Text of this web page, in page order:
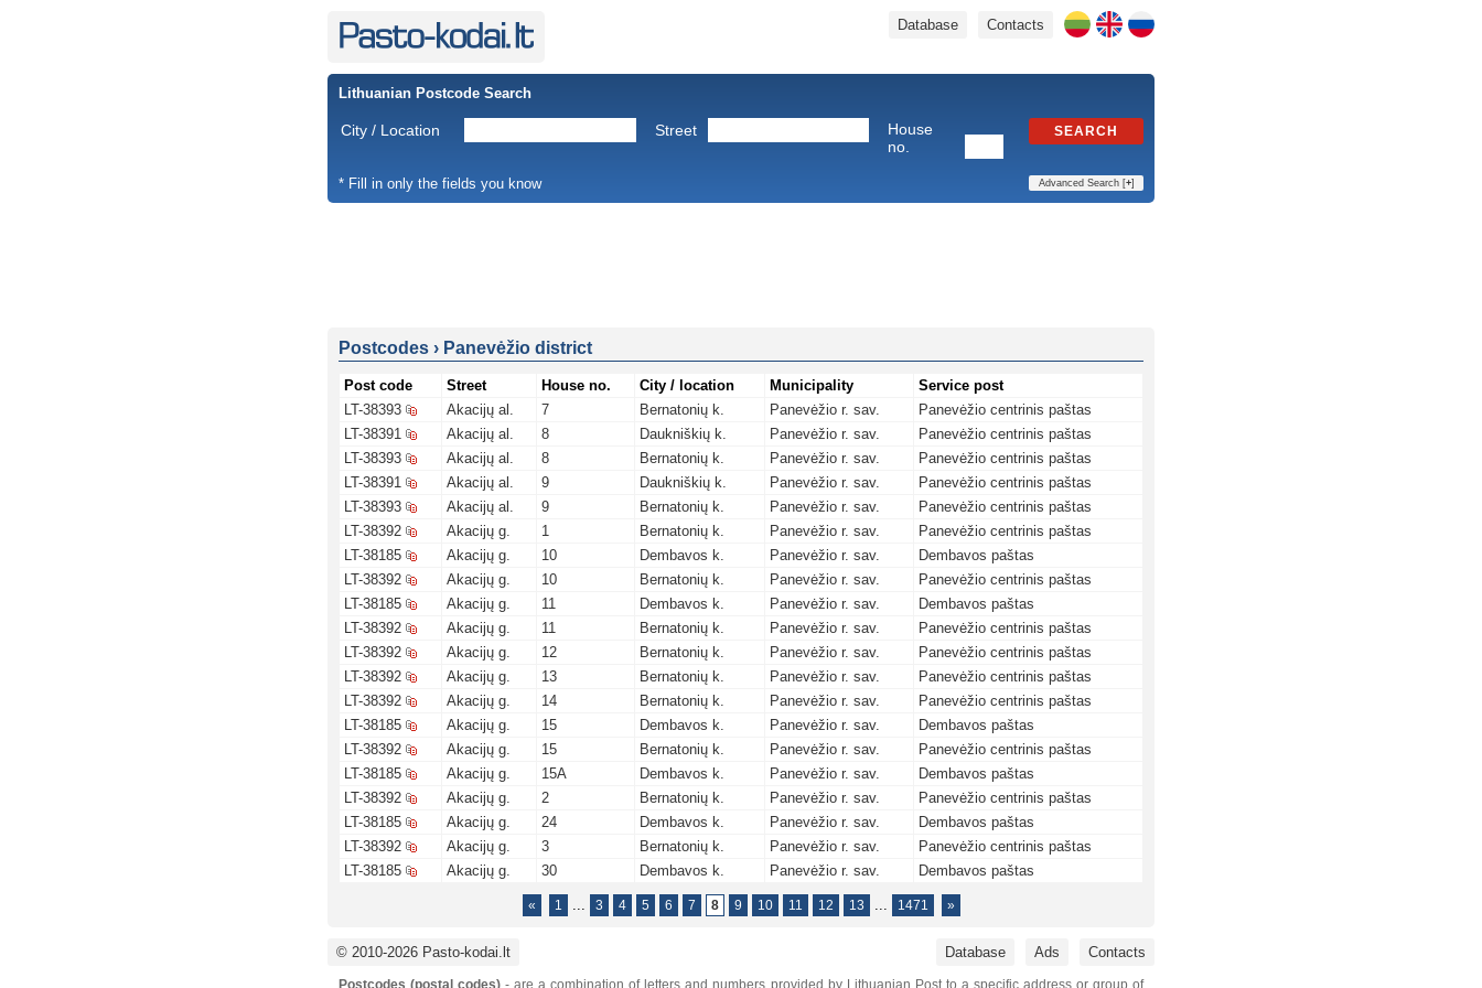
Contacts
Database
Lithuanian Postcode Search
City / Location Street
House
no.
SEARCH
* Fill in only the fields you know Advanced Search [+]
Postcodes › Panevėžio district
Post code Street House no. City / location Municipality
Service post
LT-38393
Akacijų al. 7 Bernatonių k. Panevėžio r. sav.
Panevėžio centrinis paštas
LT-38391
Akacijų al. 8 Daukniškių k. Panevėžio r. sav.
Panevėžio centrinis paštas
LT-38393
Akacijų al. 8 Bernatonių k. Panevėžio r. sav.
Panevėžio centrinis paštas
LT-38391
Akacijų al. 9 Daukniškių k. Panevėžio r. sav.
Panevėžio centrinis paštas
LT-38393
Akacijų al. 9 Bernatonių k. Panevėžio r. sav.
Panevėžio centrinis paštas
LT-38392
Akacijų g. 1 Bernatonių k. Panevėžio r. sav.
Panevėžio centrinis paštas
LT-38185
Akacijų g. 10 Dembavos k. Panevėžio r. sav.
Dembavos paštas
LT-38392
Akacijų g. 10 Bernatonių k. Panevėžio r. sav.
Panevėžio centrinis paštas
LT-38185
Akacijų g. 11 Dembavos k. Panevėžio r. sav.
Dembavos paštas
LT-38392
Akacijų g. 11 Bernatonių k. Panevėžio r. sav.
Panevėžio centrinis paštas
LT-38392
Akacijų g. 12 Bernatonių k. Panevėžio r. sav.
Panevėžio centrinis paštas
LT-38392
Akacijų g. 13 Bernatonių k. Panevėžio r. sav.
Panevėžio centrinis paštas
LT-38392
Akacijų g. 14 Bernatonių k. Panevėžio r. sav.
Panevėžio centrinis paštas
LT-38185
Akacijų g. 15 Dembavos k. Panevėžio r. sav.
Dembavos paštas
LT-38392
Akacijų g. 15 Bernatonių k. Panevėžio r. sav.
Panevėžio centrinis paštas
LT-38185
Akacijų g. 15A Dembavos k. Panevėžio r. sav.
Dembavos paštas
LT-38392
Akacijų g. 2 Bernatonių k. Panevėžio r. sav.
Panevėžio centrinis paštas
LT-38185
Akacijų g. 24 Dembavos k. Panevėžio r. sav.
Dembavos paštas
LT-38392
Akacijų g. 3 Bernatonių k. Panevėžio r. sav.
Panevėžio centrinis paštas
LT-38185
Akacijų g. 30 Dembavos k. Panevėžio r. sav. Dembavos paštas
« 1 ... 3 4 5 6 7 8 9 10 11 12 13 ... 1471 »
© 2010-2026 Pasto-kodai.lt Database Ads Contacts
Postcodes (postal codes) - are a combination of letters and numbers provided by Lithuanian Post to a specific address or group of